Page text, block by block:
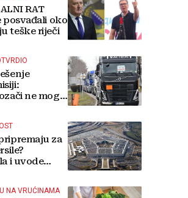
RAT
posvađali oko
teške riječi
ne mogu
za
i uvode
NA VRUĆINAMA